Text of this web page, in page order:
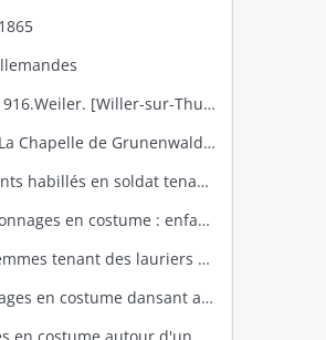
La Grande Guerre 1914-1915-1916.Weiler. [Willer-sur-Thur] : vue générale
La Grande Guerre 1914-1915. La Chapelle de Grunenwald près de Uderdersept habillés en soldat tenant un fusil. Dessin par Delalain.
En Alsace : Feu à volonté. Enfants habillés en soldat tenant un fusil. Dessin par Delalain.
En Alsace : Premiers pas. Personnages en costume : enfant allant vers le drapeau français. Dessin par Delalain.
En Alsace : Vainqueur. Deux femmes tenant des lauriers et un homme en costume. Dessin par Delalain.
En Alsace : La Ronde. Personnages en costume dansant autour du drapeau français. Dessin par Delalain.